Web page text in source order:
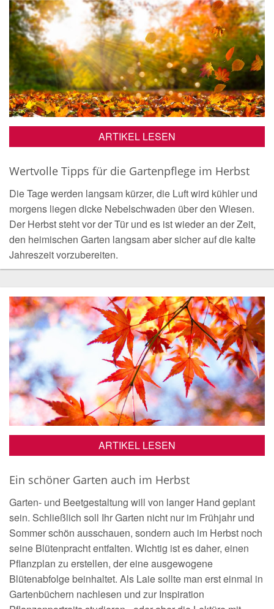
ARTIKEL LESEN
Wertvolle Tipps für die Gartenpflege im Herbst
Die Tage werden langsam kürzer, die Luft wird kühler und
morgens liegen dicke Nebelschwaden über den Wiesen.
Der Herbst steht vor der Tür und es ist wieder an der Zeit,
den heimischen Garten langsam aber sicher auf die kalte
Jahreszeit vorzubereiten.
ARTIKEL LESEN
Ein schöner Garten auch im Herbst
Garten- und Beetgestaltung will von langer Hand geplant
sein. Schließlich soll Ihr Garten nicht nur im Frühjahr und
Sommer schön ausschauen, sondern auch im Herbst noch
seine Blütenpracht entfalten. Wichtig ist es daher, einen
Pflanzplan zu erstellen, der eine ausgewogene
Blütenabfolge beinhaltet. Als Laie sollte man erst einmal in
Gartenbüchern nachlesen und zur Inspiration